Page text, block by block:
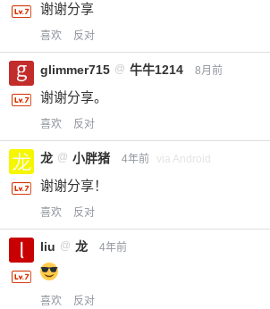
谢谢分享
喜欢 反对
glimmer715 @ 牛牛1214 8月前
谢谢分享。
喜欢 反对
龙 @ 小胖猪 4年前 via Android
谢谢分享！
喜欢 反对
liu @ 龙 4年前
喜欢 反对